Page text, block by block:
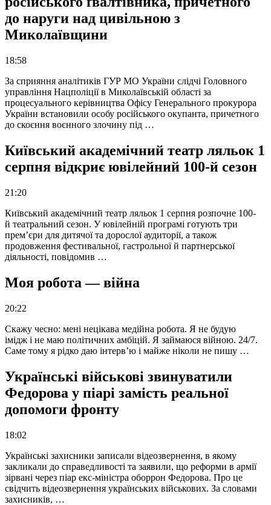
до наруги над цивільною з
Миколаївщини
18:58
За сприяння аналітиків ГУР МО України слідчі Головного
управління Нацполіції в Миколаївській області за
процесуального керівництва Офісу Генерального прокурора
України встановили особу російського окупанта, причетного
до скоєння воєнного злочину під …
Київський академічний театр ляльок 1
серпня відкриє ювілейний 100-й сезон
21:20
Київський академічний театр ляльок 1 серпня розпочне 100-
й театральний сезон. У ювілейній програмі готують три
прем’єри для дитячої та дорослої аудиторії, а також
продовження фестивальної, гастрольної й партнерської
діяльності, повідомив …
Моя робота — війна
20:22
Скажу чесно: мені нецікава медійна робота. Я не будую
імідж і не маю політичних амбіцій. Я займаюся війною. 24/7.
Саме тому я рідко даю інтерв’ю і майже ніколи не пишу …
Українські військові звинуватили
Федорова у піарі замість реальної
допомоги фронту
18:02
Українські захисники записали відеозвернення, в якому
закликали до справедливості та заявили, що реформи в армії
зірвані через піар екс-міністра оборрон Федорова. Про це
свідчить відеозвернення українських військових. За словами
захисників, …